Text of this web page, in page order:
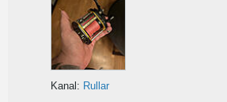
Kanal: Rullar